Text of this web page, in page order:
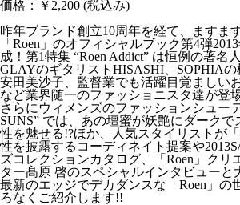
価格：￥2,200 (税込み)
昨年ブランド創立10周年を経て、ますま
「Roen」のオフィシャルブック第4弾
成！第1特集 “Roen Addict” は恒例の著名
GLAYのギタリストHISASHI、SOPHIAの
安田美沙子、監督業でも活躍目覚ましい
など業界随一のファッショニスタ達が登場
さらにウィメンズのファッションシュー
SUNS” では、あの壇蜜が妖艶にダーク
性を魅せる!?ほか、人気スタイリストが
性を披露するコーディネイト提案や
ズコレクションカタログ、「Roen」クリ
ター髙原 啓のスペシャルインタビューと
最新のエッジでデカダンスな「Roen」の
ろなくご紹介します!!